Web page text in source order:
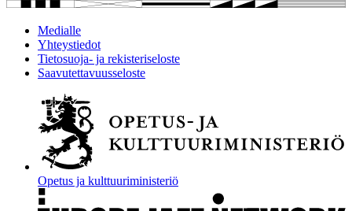
Medialle
Yhteystiedot
Tietosuoja- ja rekisteriseloste
Saavutettavuusseloste
Opetus ja kulttuuriministeriö